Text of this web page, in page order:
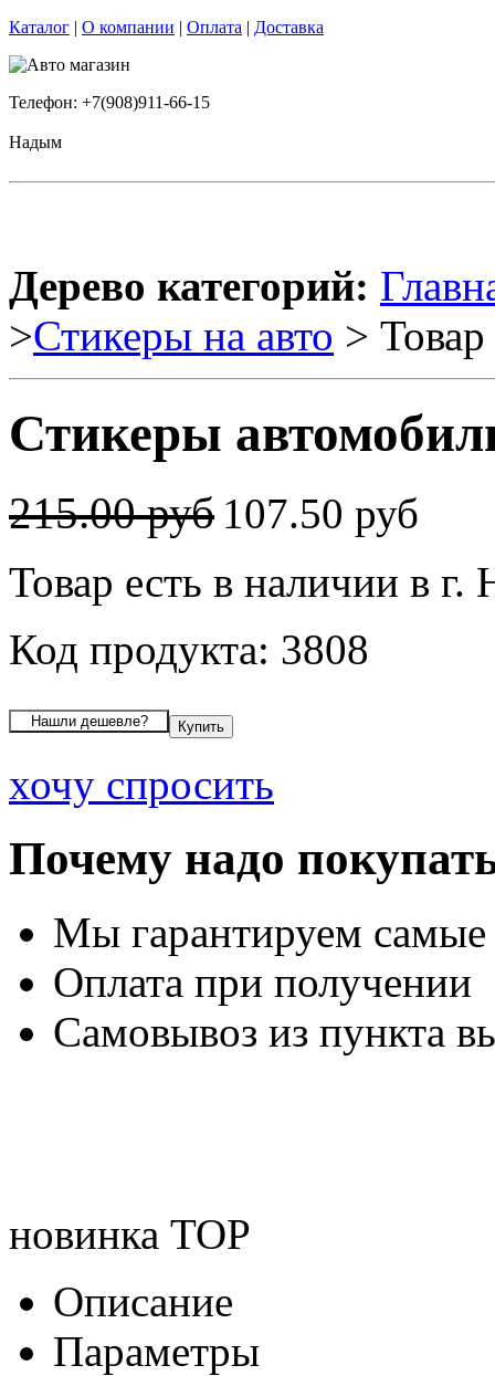
Каталог | О компании | Оплата | Доставка
Телефон: +7(908)911-66-15
Надым
Дерево категорий:
>Стикеры на авто > Товар
Стикеры
215.00 руб 107.50 руб
Товар есть в наличии в
Код продукта: 3808
хочу спросить
Почему надо
Мы гарантируем
Оплата при получении
Самовывоз из пункта
новинка TOP
Описание
Параметры